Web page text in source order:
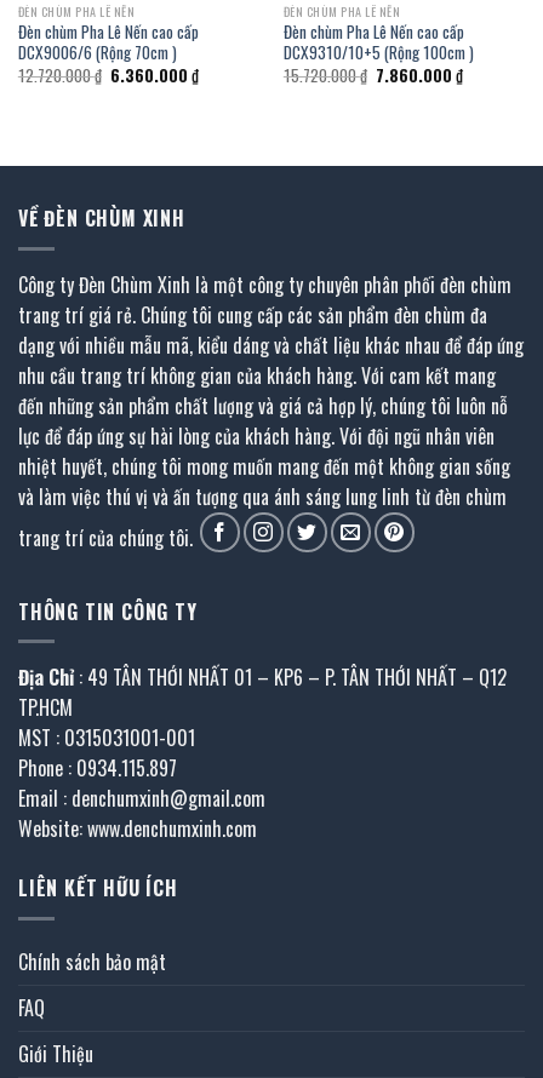
ĐÈN CHÙM PHA LÊ NẾN
Đèn chùm Pha Lê Nến cao cấp
DCX9006/6 (Rộng 70cm )
12.720.000₫ Giá
gốc
6.360.000 ₫Giá
hiện
ĐÈN CHÙM PHA LÊ NẾN
Đèn chùm Pha Lê Nến cao cấp
DCX9310/10+5 (Rộng 100cm )
15.720.000₫ Giá
gốc
7.860.000 ₫Giá
hiện
VỀ ĐÈN CHÙM XINH
Công ty Đèn Chùm Xinh là một công ty chuyên phân phối đèn chùm
trang trí giá rẻ. Chúng tôi cung cấp các sản phẩm đèn chùm đa
dạng với nhiều mẫu mã, kiểu dáng và chất liệu khác nhau để đáp ứng
nhu cầu trang trí không gian của khách hàng. Với cam kết mang
đến những sản phẩm chất lượng và giá cả hợp lý, chúng tôi luôn nỗ
lực để đáp ứng sự hài lòng của khách hàng. Với đội ngũ nhân viên
nhiệt huyết, chúng tôi mong muốn mang đến một không gian sống
và làm việc thú vị và ấn tượng qua ánh sáng lung linh từ đèn chùm
trang trí của chúng tôi.
THÔNG TIN CÔNG TY
Địa Chỉ : 49 TÂN THỚI NHẤT 01 – KP6 – P. TÂN THỚI NHẤT – Q12
TP.HCM
MST : 0315031001-001
Phone : 0934.115.897
Email : denchumxinh@gmail.com
Website: www.denchumxinh.com
LIÊN KẾT HỮU ÍCH
Chính sách bảo mật
FAQ
Giới Thiệu